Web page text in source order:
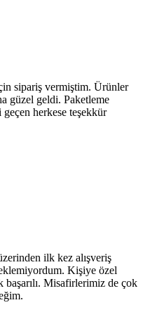
sipariş vermiştim. Ürünler
güzel geldi. Paketleme
geçen herkese teşekkür
ilk kez alışveriş
Kişiye özel
başarılı. Misafirlerimiz de çok